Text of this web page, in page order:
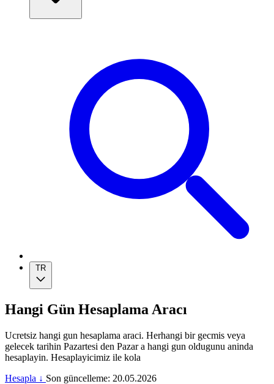
TR
Hangi Gün Hesaplama Aracı
Ucretsiz hangi gun hesaplama araci. Herhangi bir gecmis veya
gelecek tarihin Pazartesi den Pazar a hangi gun oldugunu aninda
hesaplayin. Hesaplayicimiz ile kola
Hesapla ↓ Son güncelleme: 20.05.2026